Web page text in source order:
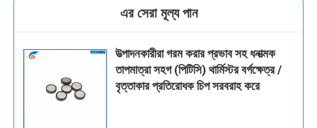
এর সেরা মূল্য পান
উত্পাদনকারীরা গরম করার প্রভাব সহ ধনাত্মক
তাপমাত্রা সহগ (পিটিসি) থার্মিস্টর বর্গক্ষেত্র /
বৃত্তাকার প্রতিরোধক চিপ সরবরাহ করে